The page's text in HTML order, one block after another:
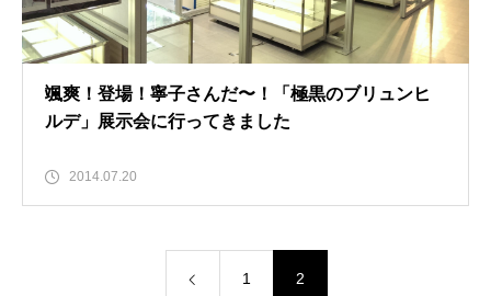
颯爽！登場！寧子さんだ〜！「極黒のブリュンヒ
ルデ」展示会に行ってきました
2014.07.20
1 2